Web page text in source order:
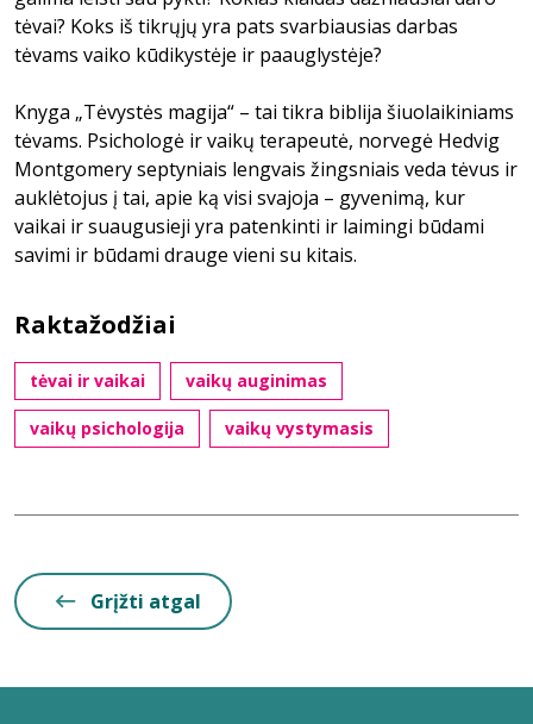
tėvai? Koks iš tikrųjų yra pats svarbiausias darbas
tėvams vaiko kūdikystėje ir paauglystėje?
Knyga „Tėvystės magija“ – tai tikra biblija šiuolaikiniams
tėvams. Psichologė ir vaikų terapeutė, norvegė Hedvig
Montgomery septyniais lengvais žingsniais veda tėvus ir
auklėtojus į tai, apie ką visi svajoja – gyvenimą, kur
vaikai ir suaugusieji yra patenkinti ir laimingi būdami
savimi ir būdami drauge vieni su kitais.
Raktažodžiai
tėvai ir vaikai vaikų auginimas
vaikų psichologija vaikų vystymasis
Grįžti atgal